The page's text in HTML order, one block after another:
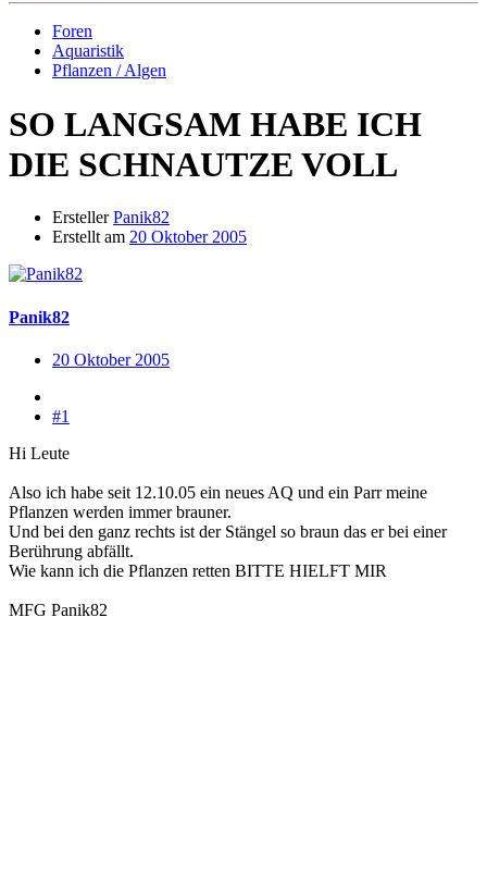
Foren
Aquaristik
Pflanzen / Algen
SO LANGSAM HABE ICH
DIE SCHNAUTZE VOLL
Ersteller Panik82
Erstellt am 20 Oktober 2005
Panik82
20 Oktober 2005
#1
Hi Leute
Also ich habe seit 12.10.05 ein neues AQ und ein Parr meine
Pflanzen werden immer brauner.
Und bei den ganz rechts ist der Stängel so braun das er bei einer
Berührung abfällt.
Wie kann ich die Pflanzen retten BITTE HIELFT MIR
MFG Panik82